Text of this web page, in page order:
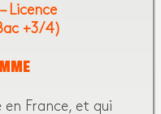
Licence
+3/4)
en France, et qui